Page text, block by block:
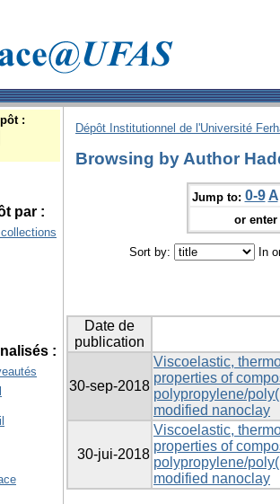
:
par :
:
Dépôt Institutionnel de l'Université
Browsing by Author
Jump to: 0-9 A
or
Sort by: In
Date de
publication
30-sep-2018
Viscoelastic,
properties of
polypropylene/
modified nanoclay
30-jui-2018
Viscoelastic,
properties of
polypropylene/
modified nanoclay